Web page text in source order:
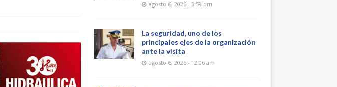
agosto 6, 2026 - 3:59 pm
La seguridad, uno de los
principales ejes de la organización
ante la visita
agosto 6, 2026 - 12:06 am